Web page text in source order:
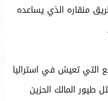
منقاره الذي يساعده
التي تعيش في استراليا
طيور المالك الحزين